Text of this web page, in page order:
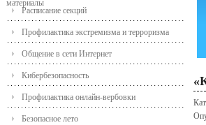
материалы
Расписание секций
Профилактика экстремизма и терроризма
Общение в сети Интернет
Кибербезопасность
Профилактика онлайн-вербовки
Безопасное лето